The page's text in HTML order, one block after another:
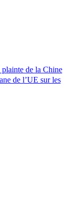
de la Chine
de l’UE sur les